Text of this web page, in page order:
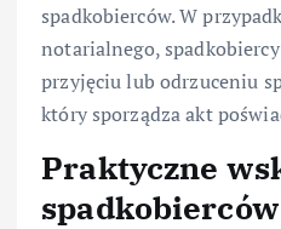
spadkobierców. W
notarialnego,
przyjęciu lub odrzuceniu
który sporządza akt
Praktyczne
spadkobierców